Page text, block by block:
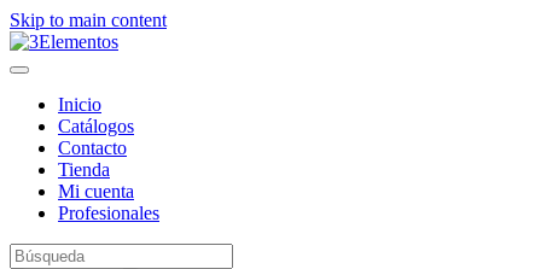
Skip to main content
Inicio
Catálogos
Contacto
Tienda
Mi cuenta
Profesionales